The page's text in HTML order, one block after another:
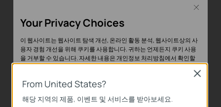
참여 단체
From United States?
해당 지역의 제품, 이벤트 및 서비스를 받아보세요.
Close
Your Privacy Choices
이 웹사이트는 웹사이트 탐색 개선, 온라인 활동 분석, 웹사이트상의 사
용자 경험 개선을 위해 쿠키를 사용합니다. 귀하는 언제든지 쿠키 사용
을 거부할 수 있습니다. 자세한 내용은개인정보 처리방침에서 확인할
수 있습니다.
기본 쿠키
이 쿠키는 웹사이트가 작동하는 데 필요하며 사용자의 시스템에서 비활
Close